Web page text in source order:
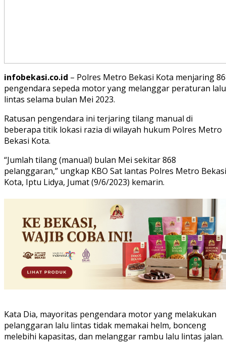
infobekasi.co.id – Polres Metro Bekasi Kota menjaring
pengendara sepeda motor yang melanggar peraturan lalu
lintas selama bulan Mei 2023.
Ratusan pengendara ini terjaring tilang manual di
beberapa titik lokasi razia di wilayah hukum Polres Metro
Bekasi Kota.
“Jumlah tilang (manual) bulan Mei sekitar 868
pelanggaran,” ungkap KBO Sat lantas Polres Metro Bekasi
Kota, Iptu Lidya, Jumat (9/6/2023) kemarin.
Kata Dia, mayoritas pengendara motor yang melakukan
pelanggaran lalu lintas tidak memakai helm, bonceng
melebihi kapasitas, dan melanggar rambu lalu lintas jalan.